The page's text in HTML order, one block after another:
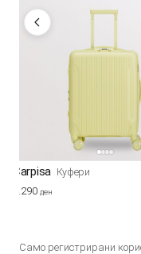
Carpisa Куфери
7.290 ден
Само регистрирани